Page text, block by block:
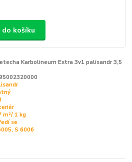
košíku
Karbolineum Extra 3v1 palisandr 3,5
m²/ 1 kg
se
S 6006